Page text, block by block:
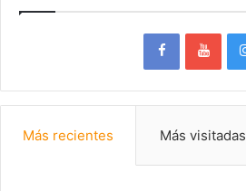
Más recientes Más visitadas